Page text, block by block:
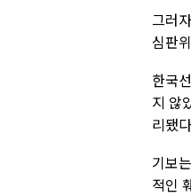
그러
심판
한국
지 않
리됐
기보
적인